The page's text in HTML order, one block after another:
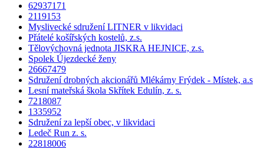
62937171
2119153
Myslivecké sdružení LITNER v likvidaci
Přátelé košířských kostelů, z.s.
Tělovýchovná jednota JISKRA HEJNICE, z.s.
Spolek Újezdecké ženy
26667479
Sdružení drobných akcionářů Mlékárny Frýdek - Místek, a.s
Lesní mateřská škola Skřítek Edulín, z. s.
7218087
1335952
Sdružení za lepší obec, v likvidaci
Ledeč Run z. s.
22818006